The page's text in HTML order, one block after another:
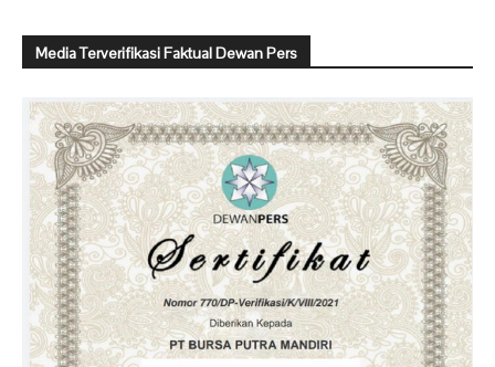
Media Terverifikasi Faktual Dewan Pers